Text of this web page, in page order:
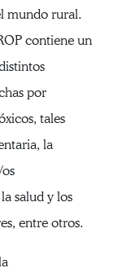
mundo rural.
contiene un
por
tales
la
salud y los
entre otros.